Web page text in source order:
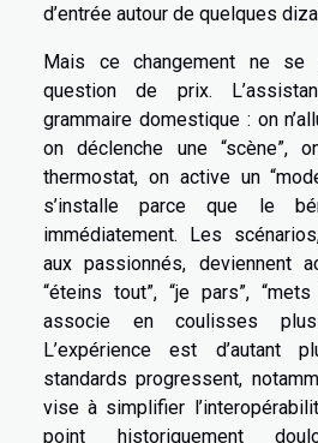
d’entrée autour de quelques
Mais ce changement ne
question de prix.
grammaire domestique : on
on déclenche une “scène”,
thermostat, on active un
s’installe parce que le
immédiatement. Les
aux passionnés, deviennent
“éteins tout”, “je pars”,
associe en coulisses
L’expérience est d’autant
standards progressent,
vise à simplifier
point historiquement